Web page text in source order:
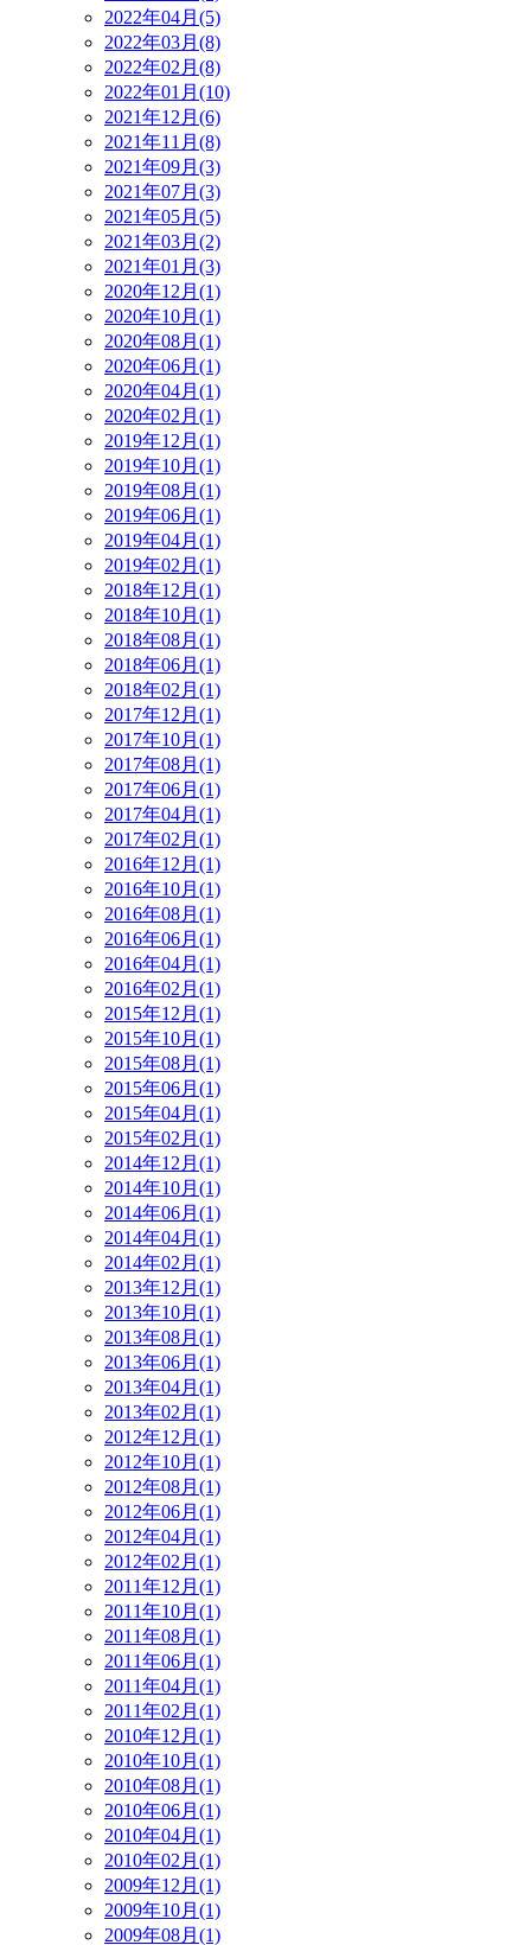
2022年04月(5)
2022年03月(8)
2022年02月(8)
2022年01月(10)
2021年12月(6)
2021年11月(8)
2021年09月(3)
2021年07月(3)
2021年05月(5)
2021年03月(2)
2021年01月(3)
2020年12月(1)
2020年10月(1)
2020年08月(1)
2020年06月(1)
2020年04月(1)
2020年02月(1)
2019年12月(1)
2019年10月(1)
2019年08月(1)
2019年06月(1)
2019年04月(1)
2019年02月(1)
2018年12月(1)
2018年10月(1)
2018年08月(1)
2018年06月(1)
2018年02月(1)
2017年12月(1)
2017年10月(1)
2017年08月(1)
2017年06月(1)
2017年04月(1)
2017年02月(1)
2016年12月(1)
2016年10月(1)
2016年08月(1)
2016年06月(1)
2016年04月(1)
2016年02月(1)
2015年12月(1)
2015年10月(1)
2015年08月(1)
2015年06月(1)
2015年04月(1)
2015年02月(1)
2014年12月(1)
2014年10月(1)
2014年06月(1)
2014年04月(1)
2014年02月(1)
2013年12月(1)
2013年10月(1)
2013年08月(1)
2013年06月(1)
2013年04月(1)
2013年02月(1)
2012年12月(1)
2012年10月(1)
2012年08月(1)
2012年06月(1)
2012年04月(1)
2012年02月(1)
2011年12月(1)
2011年10月(1)
2011年08月(1)
2011年06月(1)
2011年04月(1)
2011年02月(1)
2010年12月(1)
2010年10月(1)
2010年08月(1)
2010年06月(1)
2010年04月(1)
2010年02月(1)
2009年12月(1)
2009年10月(1)
2009年08月(1)